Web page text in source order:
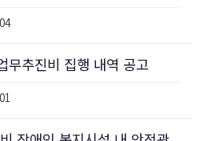
무추진비 집행 내역 공고